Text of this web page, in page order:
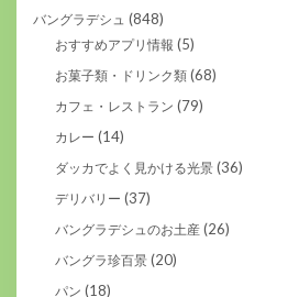
バングラデシュ (848)
おすすめアプリ情報 (5)
お菓子類・ドリンク類 (68)
カフェ・レストラン (79)
カレー (14)
ダッカでよく見かける光景 (36)
デリバリー (37)
バングラデシュのお土産 (26)
バングラ珍百景 (20)
パン (18)